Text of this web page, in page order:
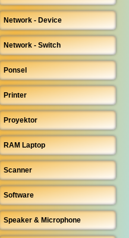
Network - Device
Network - Switch
Ponsel
Printer
Proyektor
RAM Laptop
Scanner
Software
Speaker & Microphone